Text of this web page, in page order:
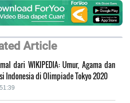
Article
dari WIKIPEDIA: Umur, Agama dan
Indonesia di Olimpiade Tokyo 2020